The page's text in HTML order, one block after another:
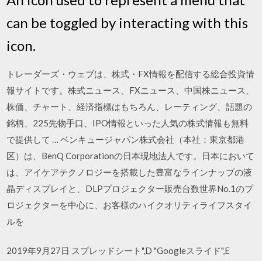
can be toggled by interacting with this
icon.
トレーダーズ・ウェブは、株式・FX情報を配信する総合投資情
報サイトです。株式ニュース、FXニュース、中国株ニュース、
株価、チャート、経済指標はもちろん、レーティング、話題の
銘柄、225先物手口、IPO情報といった人気の株式情報も無料
で提供して … ベンキュージャパン株式会社（本社：東京都港
区）は、BenQ Corporationの日本現地法人です。日本において
は、アイケアテクノロジーを搭載した豊富なラインナップの液
晶ディスプレイと、DLPプロジェクター販売台数世界No.1のプ
ロジェクターを中心に、お客様のハイクオリティライフスタイ
ルを
2019年9月27日 スプレッドシート",D "Googleスライド",E